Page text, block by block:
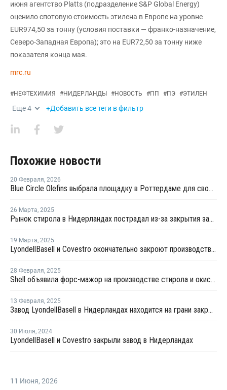
июня агентство Platts (подразделение S&P Global Energy)
оценило спотовую стоимость этилена в Европе на уровне
EUR974,50 за тонну (условия поставки — франко-назначение,
Северо-Западная Европа); это на EUR72,50 за тонну ниже
показателя конца мая.
mrc.ru
#НЕФТЕХИМИЯ #НИДЕРЛАНДЫ #НОВОСТЬ #ПП #ПЭ #ЭТИЛЕН
Еще4 +Добавить все теги в фильтр
Похожие новости
20 Февраля, 2026
Blue Circle Olefins выбрала площадку в Роттердаме для своего проекта по производству экологически чистого метанола
26 Марта, 2025
Рынок стирола в Нидерландах пострадал из-за закрытия заводов LyondellBasell и Covestro
19 Марта, 2025
LyondellBasell и Covestro окончательно закроют производство стирола и окиси пропилена в Нидерландах
28 Февраля, 2025
Shell объявила форс-мажор на производстве стирола и окиси пропилена в Нидерландах
13 Февраля, 2025
Завод LyondellBasell в Нидерландах находится на грани закрытия
30 Июля, 2024
LyondellBasell и Covestro закрыли завод в Нидерландах
11 Июня, 2026